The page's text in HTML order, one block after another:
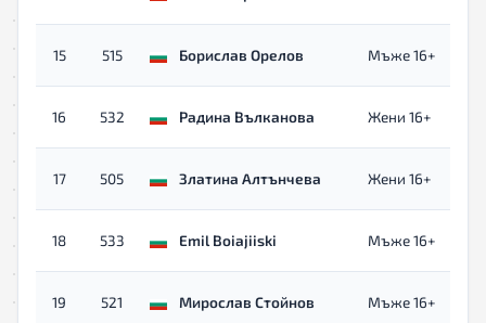
15 515 Борислав Орелов Мъже 16+
16 532 Радина Вълканова Жени 16+
17 505 Златина Алтънчева Жени 16+
18 533 Emil Boiajiiski Мъже 16+
19 521 Мирослав Стойнов Мъже 16+